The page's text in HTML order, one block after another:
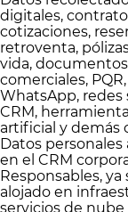
digitales,
cotizaciones,
retroventa,
vida,
comerciales,
WhatsApp, redes
CRM,
artificial y demás
Datos
en el CRM
Responsables,
alojado en
servicios de